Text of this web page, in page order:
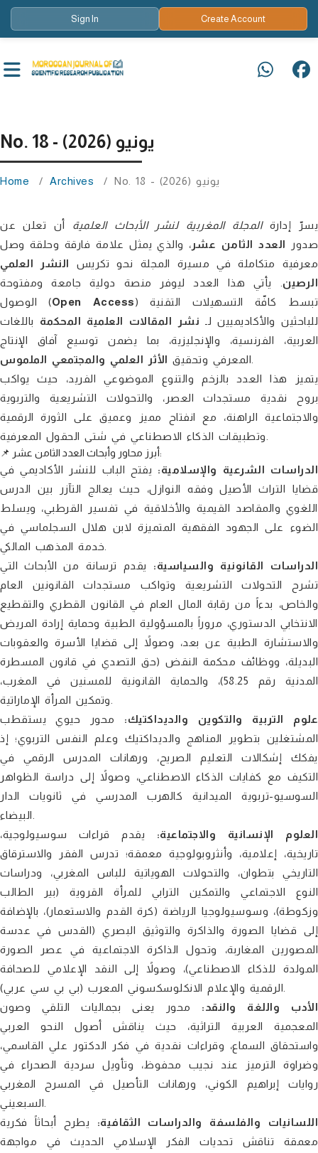
Sign In Create Account
No. 18 - يونيو (2026)
Home / Archives / No. 18 - يونيو (2026)
يسرّ إدارةالمجلة المغربية لنشر الأبحاث العلمية أن تعلن عن
صدور العدد الثامن عشر ، والذي يمثل علامة فارقة وحلقة وصل
معرفية متكاملة في مسيرة المجلة نحو تكريس النشر العلمي
الرصين. يأتي هذا العدد ليوفر منصة دولية جامعة ومفتوحة
الوصول (Open Access) تبسط كافّة التسهيلات التقنية
للباحثين والأكاديميين لـ نشر المقالات العلمية المحكمة باللغات
العربية، الفرنسية، والإنجليزية، بما يضمن توسيع آفاق الإنتاج
المعرفي وتحقيق الأثر العلمي والمجتمعي الملموس
.
يتميز هذا العدد بالزخم والتنوع الموضوعي الفريد، حيث يواكب
بروح نقدية مستجدات العصر، والتحولات التشريعية والتربوية
والاجتماعية الراهنة، مع انفتاح مميز وعميق على الثورة الرقمية
وتطبيقات الذكاء الاصطناعي في شتى الحقول المعرفية.
📌 أبرز محاور وأبحاث العدد الثامن عشر:
الدراسات الشرعية والإسلامية: يفتح الباب للنشر الأكاديمي في
قضايا التراث الأصيل وفقه النوازل، حيث يعالج التآزر بين الدرس
اللغوي والمقاصد القيمية والأخلاقية في تفسير القرطبي، ويسلط
الضوء على الجهود الفقهية المتميزة لابن هلال السجلماسي في
خدمة المذهب المالكي.
الدراسات القانونية والسياسية: يقدم ترسانة من الأبحاث التي
تشرح التحولات التشريعية وتواكب مستجدات القانونين العام
والخاص، بدءاً من رقابة المال العام في القانون القطري والتقطيع
الانتخابي الدستوري، مروراً بالمسؤولية الطبية وحماية إرادة المريض
والاستشارة الطبية عن بعد، وصولاً إلى قضايا الأسرة والعقوبات
البديلة، ووظائف محكمة النقض (حق التصدي في قانون المسطرة
المدنية رقم 58.25)، والحماية القانونية للمسنين في المغرب،
وتمكين المرأة الإماراتية.
علوم التربية والتكوين والديداكتيك: محور حيوي يستقطب
المشتغلين بتطوير المناهج والديداكتيك وعلم النفس التربوي؛ إذ
يفكك إشكالات التعليم الصريح، ورهانات المدرس الرقمي في
التكيف مع كفايات الذكاء الاصطناعي، وصولاً إلى دراسة الظواهر
السوسيو-تربوية الميدانية كالهرب المدرسي في ثانويات الدار
البيضاء.
العلوم الإنسانية والاجتماعية: يقدم قراءات سوسيولوجية،
تاريخية، إعلامية، وأنثروبولوجية معمقة؛ تدرس الفقر والاسترقاق
التاريخي بتطوان، والتحولات الهوياتية للباس المغربي، ودراسات
النوع الاجتماعي والتمكين الترابي للمرأة القروية (بير الطالب
وزكوطة)، وسوسيولوجيا الرياضة (كرة القدم والاستعمار)، بالإضافة
إلى قضايا الصورة والذاكرة والتوثيق البصري (القدس في عدسة
المصورين المغاربة، وتحول الذاكرة الاجتماعية في عصر الصورة
المولدة للذكاء الاصطناعي)، وصولاً إلى النقد الإعلامي للصحافة
الرقمية والإعلام الانكلوسكسوني المعرب (بي بي سي عربي).
الأدب واللغة والنقد: محور يعنى بجماليات التلقي وصون
المعجمية العربية التراثية، حيث يناقش أصول النحو العربي
واستحقاق السماع، وقراءات نقدية في فكر الدكتور علي القاسمي،
وضراوة الترميز عند نجيب محفوظ، وتأويل سردية الصحراء في
روايات إبراهيم الكوني، ورهانات التأصيل في المسرح المغربي
السبعيني.
اللسانيات والفلسفة والدراسات الثقافية: يطرح أبحاثاً فكرية
معمقة تناقش تحديات الفكر الإسلامي الحديث في مواجهة